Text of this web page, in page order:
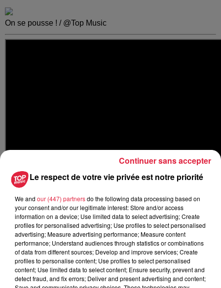
On se pousse ! / @Top Music
Le SMUR-TAB, késako ?
Désormais vous ne verrez plus l’équipe du SMUR avec des
fiches en papier : la "feuille bilan" a été remplacée par une
tablette.Le projet "SMUR-TAB", 100% dématérialisé
vient d’être lancé au SMUR de Haguenau. Il estle premier
d’Alsaceà l’utiliser depuis le mois d’avril (Colmar y passera
Le respect de votre vie privée est notre priorité
We and our (447) partnersdo the following data processing based on
your consent and/or our legitimate interest: Store and/or access
information on a device; Use limited data to select advertising; Create
profiles for personalised advertising; Use profiles to select personalised
advertising; Measure advertising performance; Measure content
performance; Understand audiences through statistics or combinations
of data from different sources; Develop and improve services; Create
profiles to personalise content; Use profiles to select personalised
content; Use limited data to select content; Ensure security, prevent and
detect fraud, and fix errors; Deliver and present advertising and content;
Continuer sans accepter